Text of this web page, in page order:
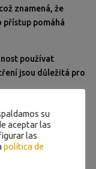
znamená, že
pomáhá
používat
jsou důležitá pro
nelegálních
Tyto kroky
su
aceptar las
las
política de